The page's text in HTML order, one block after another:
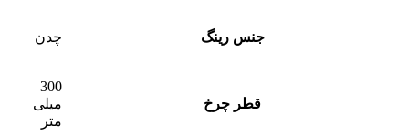
جنس رینگ چدن
قطر چرخ
300
میلی
متر